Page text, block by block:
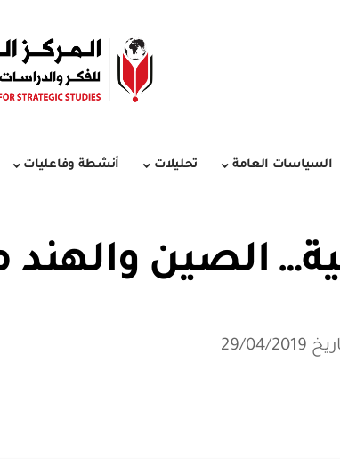
السياسات العامة تحليلات أنشطة وفاعليات
الصين والهند
2019